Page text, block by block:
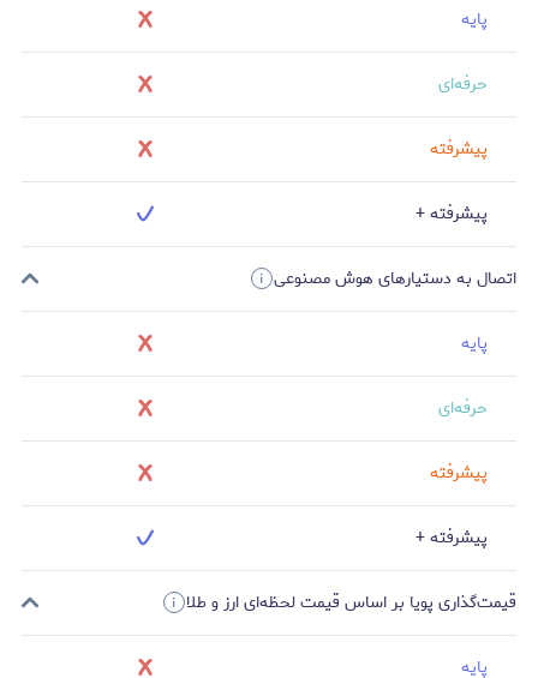
پایه
حرفه‌ای
پیشرفته
پیشرفته +
اتصال به دستیارهای هوش مصنوعی
پایه
حرفه‌ای
پیشرفته
پیشرفته +
قیمت‌گذاری پویا بر اساس قیمت لحظه‌ای ارز و طلا
پایه